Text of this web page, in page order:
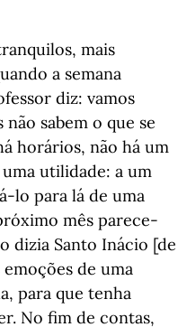
mais
a semana
diz: vamos
sabem o que se
horários, não há um
utilidade: a um
lo para lá de uma
mês parece-
dizia Santo Inácio [de
de uma
para que tenha
No fim de contas,